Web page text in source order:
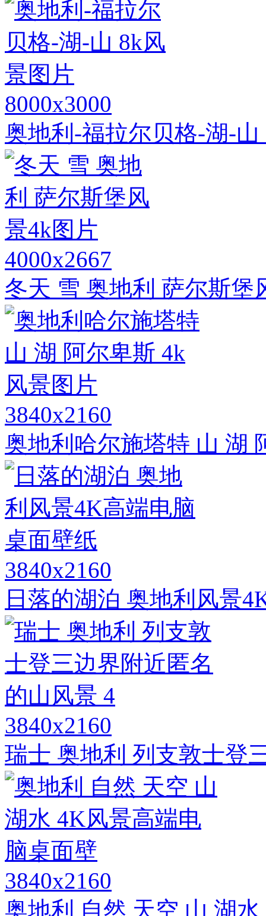
8000x3000
奥地利-福拉尔贝格-湖-
4000x2667
冬天 雪 奥地利 萨尔斯堡
3840x2160
奥地利哈尔施塔特 山 湖
3840x2160
日落的湖泊 奥地利风景
3840x2160
瑞士 奥地利 列支敦士登
3840x2160
奥地利 自然 天空 山 湖